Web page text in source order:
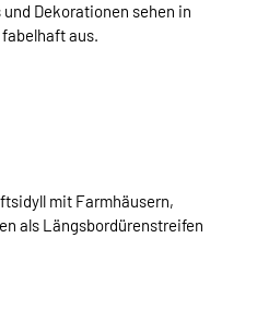
Dekorationen sehen in
aus.
mit Farmhäusern,
als Längsbordürenstreifen